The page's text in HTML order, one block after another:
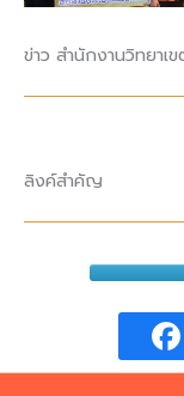
ข่าว สำนักงานวิทยาเข
ลิงค์สำคัญ